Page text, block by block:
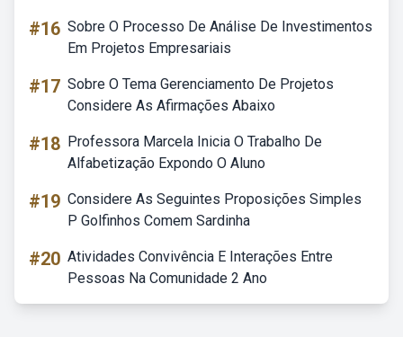
#16 Sobre O Processo De Análise De Investimentos
Em Projetos Empresariais
#17 Sobre O Tema Gerenciamento De Projetos
Considere As Afirmações Abaixo
#18 Professora Marcela Inicia O Trabalho De
Alfabetização Expondo O Aluno
#19 Considere As Seguintes Proposições Simples
P Golfinhos Comem Sardinha
#20 Atividades Convivência E Interações Entre
Pessoas Na Comunidade 2 Ano